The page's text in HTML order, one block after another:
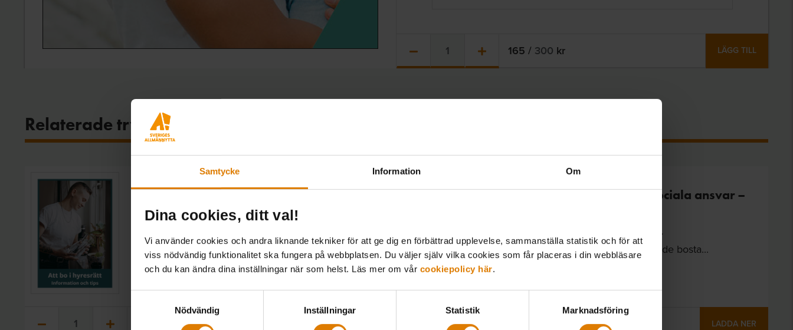
Samtycke Information Om
Dina cookies, ditt val!
Vi använder cookies och andra liknande tekniker för att ge dig en förbättrad upplevelse, sammanställa statistik och för att
viss nödvändig funktionalitet ska fungera på webbplatsen. Du väljer själv vilka cookies som får placeras i din webbläsare
och du kan ändra dina inställningar när som helst. Läs mer om vår cookiepolicy här.
Nödvändig
Inställningar Statistik Marknadsföring
165 / 300 kr LÄGG TILL
Relaterade trycksaker
Att bo i hyresrätt
I den här broschyren har vi samlat viktig
Boende
Tryckår: 2024 | 8 sidor
LÄGG TILL
Allmännyttans bostadssociala ansvar –
Sammanställning av enkätsvar
Allmännyttan ska ta ett omfattande bosta...
LADDA NER